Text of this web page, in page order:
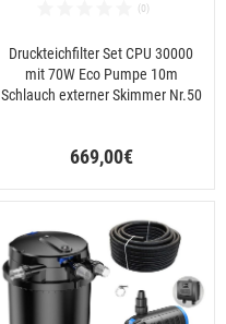
Druckteichfilter Set CPU 30000
mit 70W Eco Pumpe 10m
Schlauch externer Skimmer Nr.50
669,00€